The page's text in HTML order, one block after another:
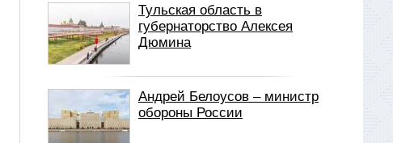
Тульская область в
губернаторство Алексея
Дюмина
Андрей Белоусов – министр
обороны России